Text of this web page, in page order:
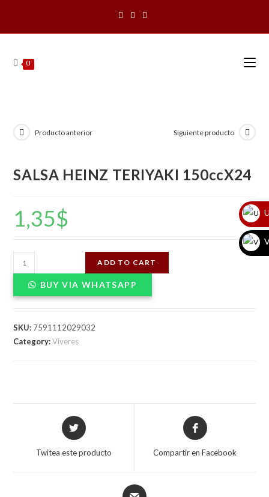
contenido
0
Producto anterior Siguiente producto
SALSA HEINZ TERIYAKI 150ccX24
1,35$
SALSA
HEINZ
TERIYAKI
ADD TO CART
BUY VIA WHATSAPP
SKU: 7591112029032
Category:Víveres
Opens
in
Twitea este producto
Opens
in
Compartir en Facebook
Opens